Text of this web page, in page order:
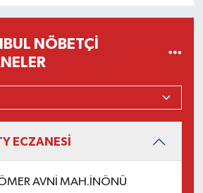
NÖBETÇI
ECZANESİ
AVNİ MAH.İNÖNÜ